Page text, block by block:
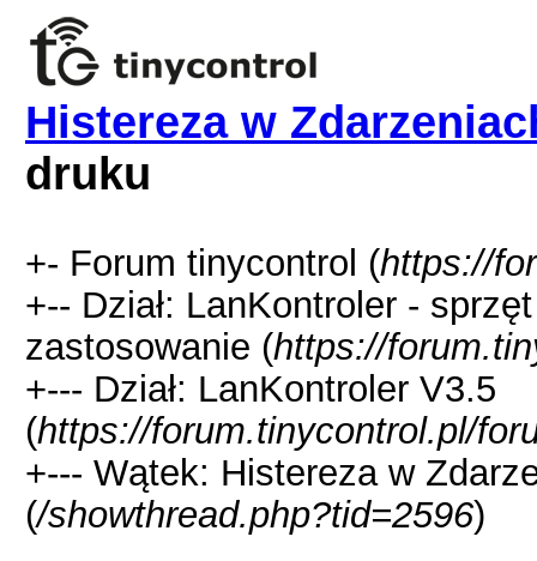
Histereza w
druku
+- Forum tinycontrol (https://
+-- Dział: LanKontroler -
zastosowanie (https://
+--- Dział: LanKontroler V3.5
(https://forum.tinycontrol.pl/
+--- Wątek: Histereza w
(/showthread.php?tid=2596)